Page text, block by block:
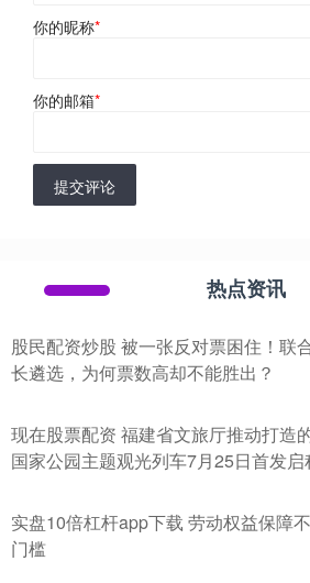
你的昵称*
你的邮箱*
提交评论
热点资讯
股民配资炒股 被一张反对票困住！联
长遴选，为何票数高却不能胜出？
现在股票配资 福建省文旅厅推动打造
国家公园主题观光列车7月25日首发启
实盘10倍杠杆app下载 劳动权益保障
门槛